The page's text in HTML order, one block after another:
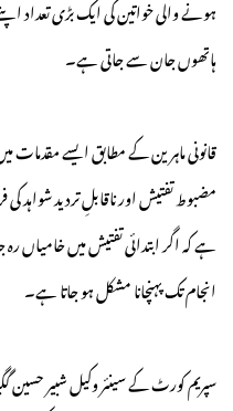
ہونے والی خواتین کی ایک بڑی تعداد
ہاتھوں جان سے جاتی ہے۔
قانونی ماہرین کے مطابق ایسے مقدمات
مضبوط تفتیش اور ناقابلِ تردید شواہد
ہے کہ اگر ابتدائی تفتیش میں خامیاں
انجام تک پہنچانا مشکل ہو جاتا ہے۔
سپریم کورٹ کے سینئر وکیل شبیر حسین